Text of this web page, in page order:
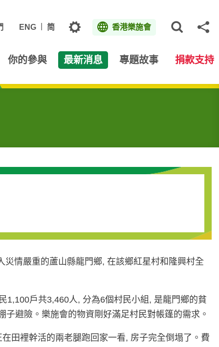
ENG 简 主題 香港樂施會
你的參與 最新消息 專題故事 捐款支持
情嚴重的蘆山縣龍門鄉, 在該鄉紅星村和隆興村全
1,100戶共3,460人, 分為6個村民小組, 是龍門鄉的貧
避險。樂施會的物資剛好滿足村民對帳篷的需求。
田裡幹活的兩老腿跑回家一看, 房子完全倒塌了。費